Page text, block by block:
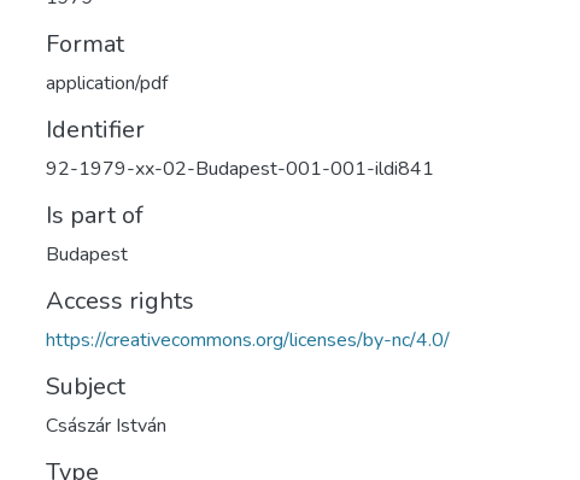
Format
application/pdf
Identifier
92-1979-xx-02-Budapest-001-001-ildi841
Is part of
Budapest
Access rights
https://creativecommons.org/licenses/by-nc/4.0/
Subject
Császár István
Type